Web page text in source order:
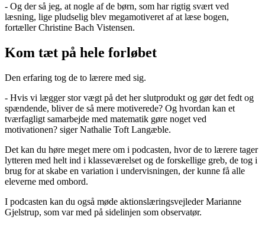
- Og der så jeg, at nogle af de børn, som har rigtig svært ved
læsning, lige pludselig blev megamotiveret af at læse bogen,
fortæller Christine Bach Vistensen.
Kom tæt på hele forløbet
Den erfaring tog de to lærere med sig.
- Hvis vi lægger stor vægt på det her slutprodukt og gør det fedt og
spændende, bliver de så mere motiverede? Og hvordan kan et
tværfagligt samarbejde med matematik gøre noget ved
motivationen? siger Nathalie Toft Langæble.
Det kan du høre meget mere om i podcasten, hvor de to lærere tager
lytteren med helt ind i klasseværelset og de forskellige greb, de tog i
brug for at skabe en variation i undervisningen, der kunne få alle
eleverne med ombord.
I podcasten kan du også møde aktionslæringsvejleder Marianne
Gjelstrup, som var med på sidelinjen som observatør.